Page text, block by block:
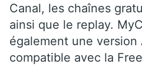
Canal, les chaînes
ainsi que le replay.
également une version
compatible avec la